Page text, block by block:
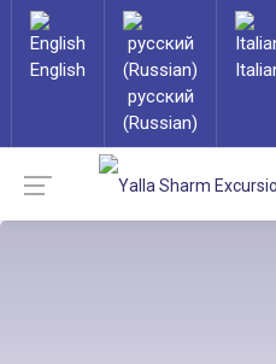
English
русский
(Russian)